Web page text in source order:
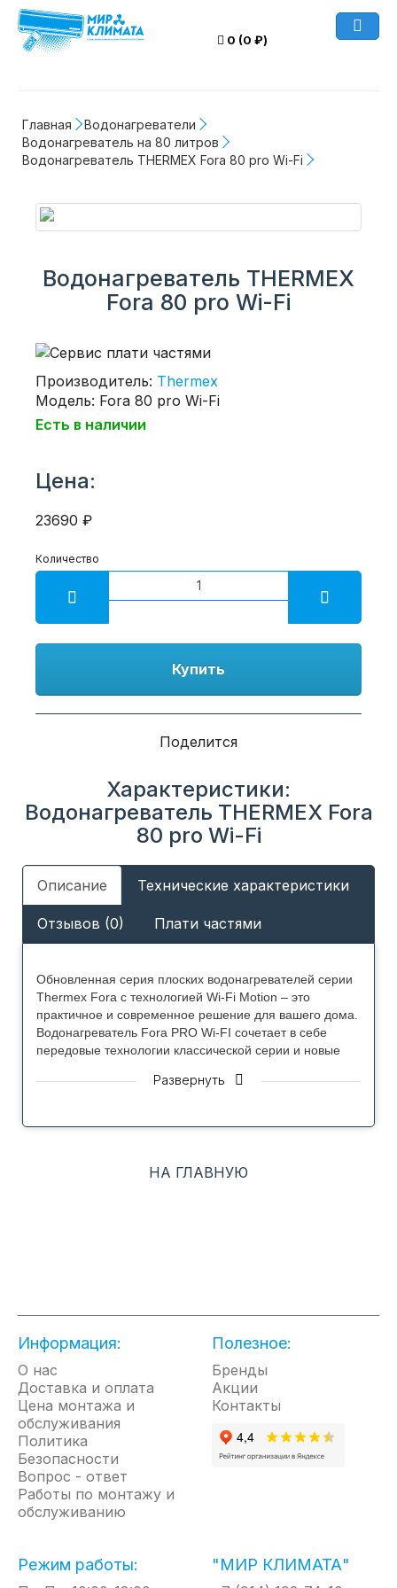
0 (0 ₽)
Главная
Водонагреватели
Водонагреватель на 80 литров
Водонагреватель THERMEX Fora 80 pro Wi-Fi
Водонагреватель THERMEX
Fora 80 pro Wi-Fi
Производитель: Thermex
Модель: Fora 80 pro Wi-Fi
Есть в наличии
Цена:
23690 ₽
Количество
Купить
Поделится
Характеристики:
Водонагреватель THERMEX Fora
80 pro Wi-Fi
Описание Технические характеристики
Отзывов (0) Плати частями
Обновленная серия плоских водонагревателей серии
Thermex Fora с технологией Wi-Fi Motion – это
практичное и современное решение для вашего дома.
Водонагреватель Fora PRO Wi-FI сочетает в себе
передовые технологии классической серии и новые
нагревательного элемента и управление работой
от воздействия воды и образования коррозии.
работающий даже в жесткой воде, отличается
высокой энергоэффективностью и надежностью.
Внутренний бак изготовлен из
высоколегированной нержавеющей стали G.5,
за счет чего имеет защиту даже на сварных швах
и отлично переносит гидроудары.
Оригинальный стиль и универсальный монтаж.
Корпус водонагревателя выполнен по
технологии Double Tank, позволяющая
компактным, а благодаря универсальной
Развернуть
НА ГЛАВНУЮ
Информация:
О нас
Доставка и оплата
Цена монтажа и
обслуживания
Политика
Безопасности
Вопрос - ответ
Работы по монтажу и
обслуживанию
Полезное:
Бренды
Акции
Контакты
Режим работы: "МИР КЛИМАТА"